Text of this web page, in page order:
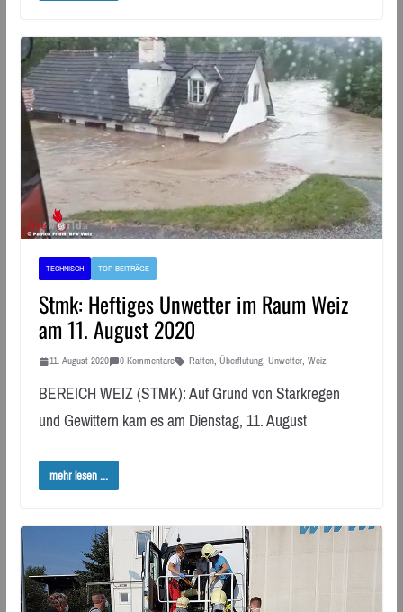
TECHNISCH TOP-BEITRÄGE
Stmk: Heftiges Unwetter im Raum Weiz
am 11. August 2020
11. August 2020 0 Kommentare Ratten, Überflutung, Unwetter, Weiz
BEREICH WEIZ (STMK): Auf Grund von Starkregen
und Gewittern kam es am Dienstag, 11. August
mehr lesen ...